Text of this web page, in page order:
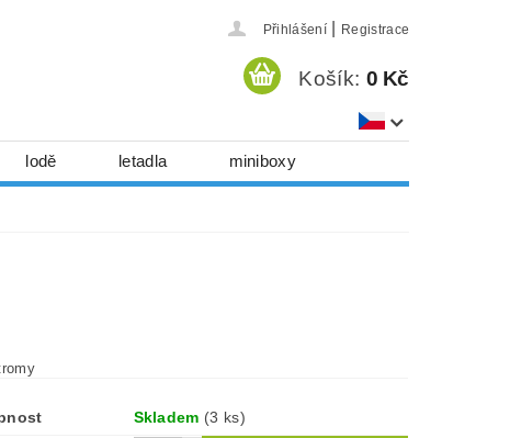
Přihlášení Registrace
Košík: 0 Kč
lodě letadla miniboxy
Skladem (3 ks)